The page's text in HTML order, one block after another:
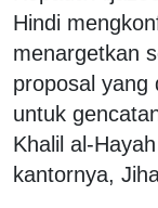
Hindi
menargetkan
proposal yang
untuk
Khalil al-
kantornya,